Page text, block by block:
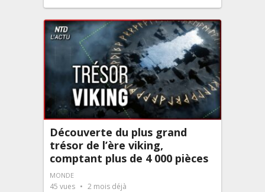
Découverte du plus grand
trésor de l’ère viking,
comptant plus de 4 000 pièces
MONDE
45 vues 2 mois déjà